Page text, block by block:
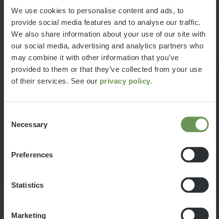
We use cookies to personalise content and ads, to
provide social media features and to analyse our traffic.
We also share information about your use of our site with
our social media, advertising and analytics partners who
may combine it with other information that you’ve
provided to them or that they’ve collected from your use
of their services. See our privacy policy.
Selection
Necessary
Preferences
Statistics
Marketing
58.259 €
Prezzo a partire
a)
2 - 4
posti letto
6,83 m
lunghezza
3500 kg
Massa massima
tecnicamente
configurare il mio veicolo per farci
stare passeggeri, bagagli e
accessori secondo le mie esigenze,
senza che il veicolo superi il peso
massimo consentito? Per agevolare
questa importante decisione,
forniamo qui alcuni suggerimenti
Model year change
precedente. Non siamo riusciti a
nuovo la configurazione.
Ok